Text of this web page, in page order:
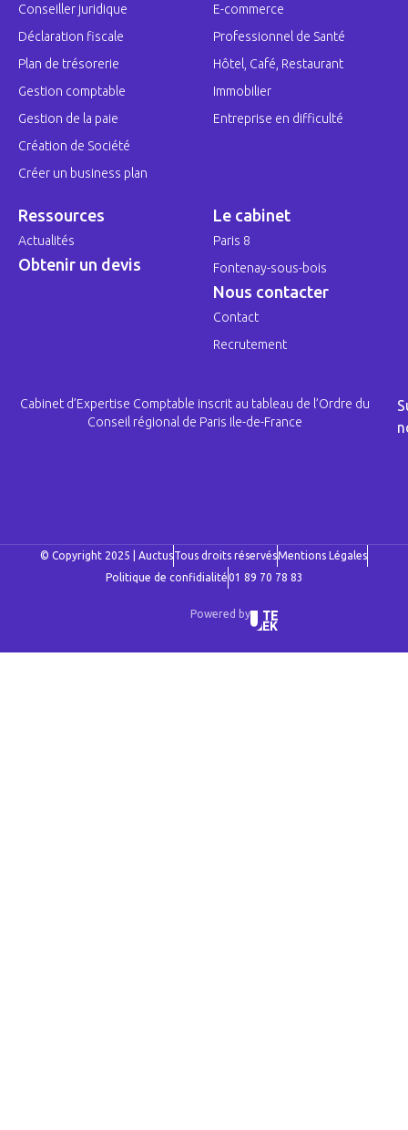
Conseiller juridique
Déclaration fiscale
Plan de trésorerie
Gestion comptable
Gestion de la paie
Création de Société
Créer un business plan
E-commerce
Professionnel de Santé
Hôtel, Café, Restaurant
Immobilier
Entreprise en difficulté
Ressources
Actualités
Obtenir un devis
Le cabinet
Paris 8
Fontenay-sous-bois
Nous contacter
Contact
Recrutement
Cabinet d’Expertise Comptable inscrit au tableau de l’Ordre du
Conseil régional de Paris Ile-de-France
© Copyright 2025 | AuctusTous droits réservésMentions Légales
Politique de confidialité01 89 70 78 83
Powered by